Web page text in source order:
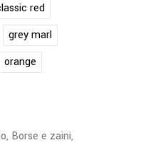
red
grey marl
orange
, Borse e zaini,